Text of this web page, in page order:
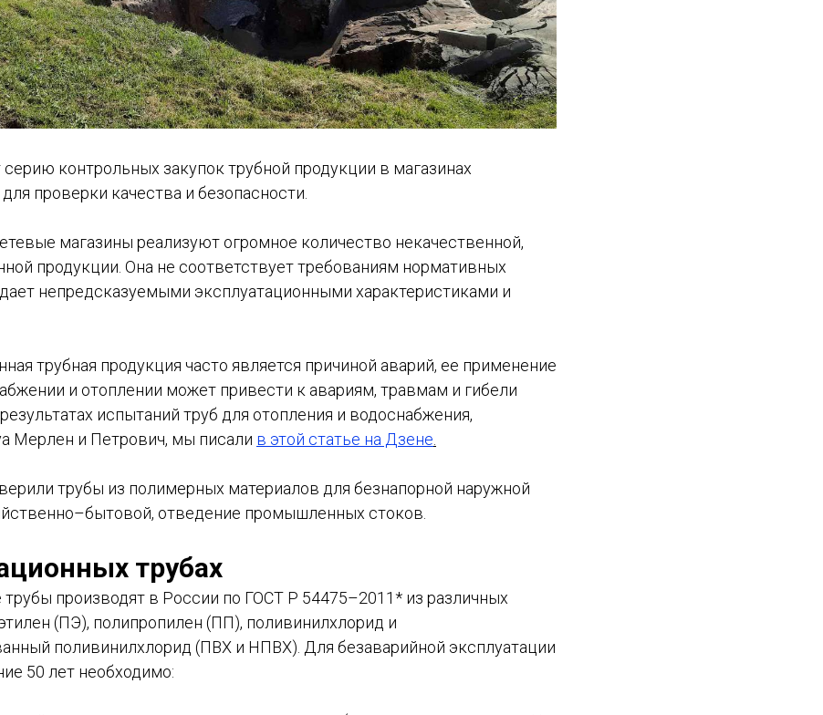
контрольных закупок трубной продукции в магазинах
проверки качества и безопасности.
магазины реализуют огромное количество некачественной,
продукции. Она не соответствует требованиям нормативных
непредсказуемыми эксплуатационными характеристиками и
трубная продукция часто является причиной аварий, ее применение
и отоплении может привести к авариям, травмам и гибели
испытаний труб для отопления и водоснабжения,
Мерлен и Петрович, мы писали в этой статье на Дзене
трубы из полимерных материалов для безнапорной наружной
отведение промышленных стоков.
трубах
производят в России по ГОСТ Р 54475–2011* из различных
(ПЭ), полипропилен (ПП), поливинилхлорид и
поливинилхлорид (ПВХ и НПВХ). Для безаварийной эксплуатации
50 лет необходимо: